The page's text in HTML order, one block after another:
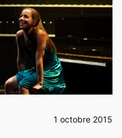
1 octobre 2015